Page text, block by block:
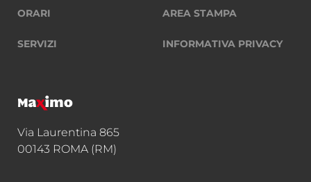
ORARI
SERVIZI
AREA STAMPA
INFORMATIVA PRIVACY
Via Laurentina 865
00143 ROMA (RM)